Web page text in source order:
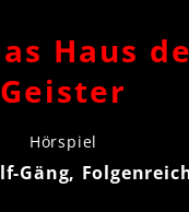
Haus
Geister
Hörspiel
Gäng,